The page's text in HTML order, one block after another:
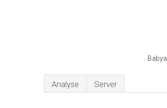
Analyse Server